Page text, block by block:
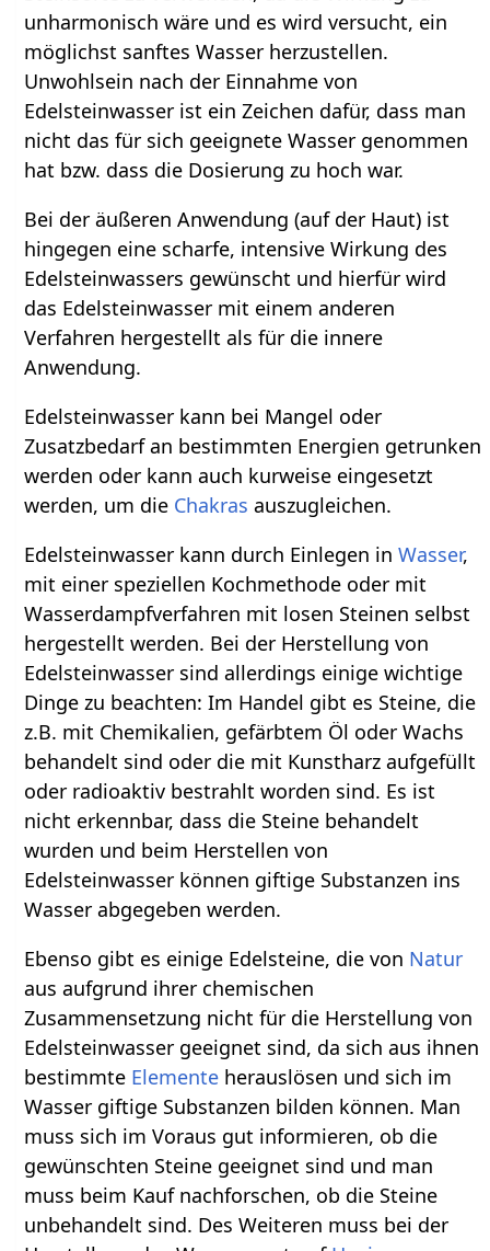
unharmonisch wäre und es wird versucht, ein
möglichst sanftes Wasser herzustellen.
Unwohlsein nach der Einnahme von
Edelsteinwasser ist ein Zeichen dafür, dass man
nicht das für sich geeignete Wasser genommen
hat bzw. dass die Dosierung zu hoch war.
Bei der äußeren Anwendung (auf der Haut) ist
hingegen eine scharfe, intensive Wirkung des
Edelsteinwassers gewünscht und hierfür wird
das Edelsteinwasser mit einem anderen
Verfahren hergestellt als für die innere
Anwendung.
Edelsteinwasser kann bei Mangel oder
Zusatzbedarf an bestimmten Energien getrunken
werden oder kann auch kurweise eingesetzt
werden, um die Chakras auszugleichen.
Edelsteinwasser kann durch Einlegen inWasser,
mit einer speziellen Kochmethode oder mit
Wasserdampfverfahren mit losen Steinen selbst
hergestellt werden. Bei der Herstellung von
Edelsteinwasser sind allerdings einige wichtige
Dinge zu beachten: Im Handel gibt es Steine, die
z.B. mit Chemikalien, gefärbtem Öl oder Wachs
behandelt sind oder die mit Kunstharz aufgefüllt
oder radioaktiv bestrahlt worden sind. Es ist
nicht erkennbar, dass die Steine behandelt
wurden und beim Herstellen von
Edelsteinwasser können giftige Substanzen ins
Wasser abgegeben werden.
Ebenso gibt es einige Edelsteine, die von Natur
aus aufgrund ihrer chemischen
Zusammensetzung nicht für die Herstellung von
Edelsteinwasser geeignet sind, da sich aus ihnen
bestimmte Elemente herauslösen und sich im
Wasser giftige Substanzen bilden können. Man
muss sich im Voraus gut informieren, ob die
gewünschten Steine geeignet sind und man
muss beim Kauf nachforschen, ob die Steine
unbehandelt sind. Des Weiteren muss bei der